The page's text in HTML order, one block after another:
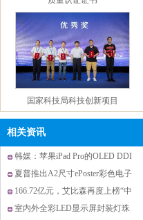
国家科技局科技创新项目
产品节能认证
相关资讯
韩媒：苹果iPad Pro的OLED DDI
供应链新增一家企业
夏普推出A2尺寸ePoster彩色电子
纸显示屏
166.72亿元，艾比森再度上榜“中
国500最具价值品
室内外全彩LED显示屏封装灯珠